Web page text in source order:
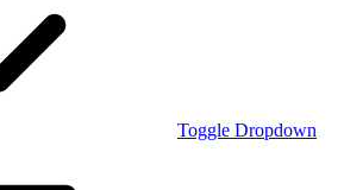
Toggle Dropdown